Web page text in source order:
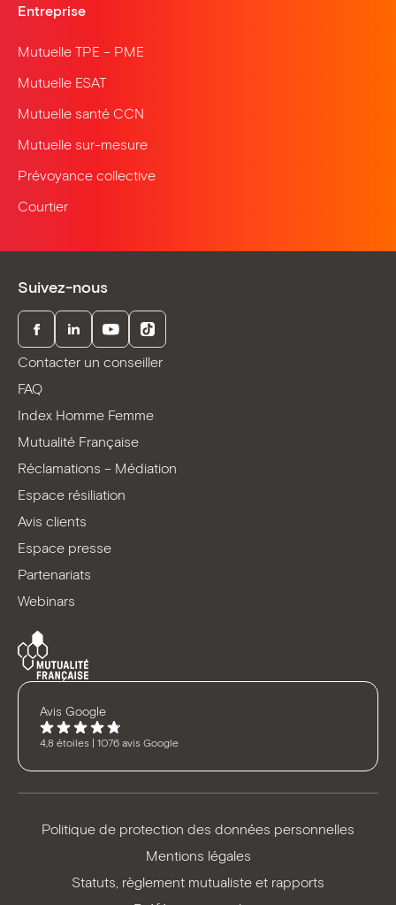
Entreprise
Mutuelle TPE – PME
Mutuelle ESAT
Mutuelle santé CCN
Mutuelle sur-mesure
Prévoyance collective
Courtier
Suivez-nous
FacebookLinkedInYoutubeTikTok
Contacter un conseiller
FAQ
Index Homme Femme
Mutualité Française
Réclamations – Médiation
Espace résiliation
Avis clients
Espace presse
Partenariats
Webinars
Avis Google
4,8 étoiles | 1076 avis Google
Politique de protection des données personnelles
Mentions légales
Statuts, règlement mutualiste et rapports